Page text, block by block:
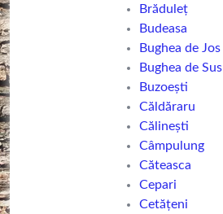
Brăduleț
Budeasa
Bughea de Jos
Bughea de Sus
Buzoești
Căldăraru
Călinești
Câmpulung
Căteasca
Cepari
Cetățeni